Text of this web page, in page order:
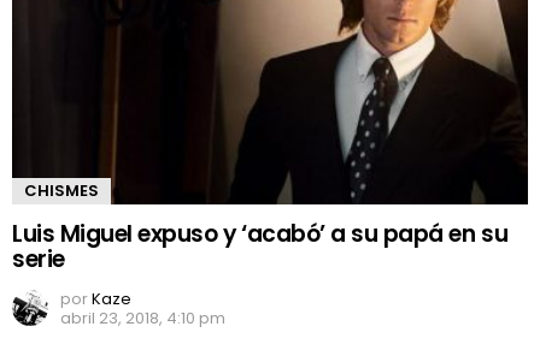
CHISMES
Luis Miguel expuso y ‘acabó’ a su papá en su
serie
porKaze
abril 23, 2018, 4:10 pm